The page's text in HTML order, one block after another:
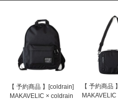
【 予約商品 】[coldrain]
MAKAVELIC × coldrain
【 予約商品